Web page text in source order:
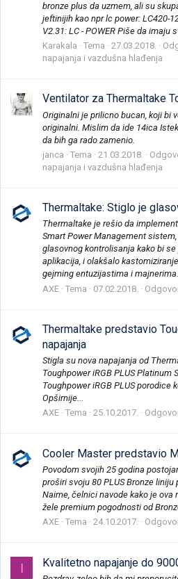
bronze plus da uzmem, ali su
jeftinijih kao npr lc power: LC420-
V2.31: LC - POWER Piše da imaju
Karakala
Tema 27.03.2018.
napajanja i vazdušna hlađenja
Ventilator za Thermaltake
Originalni je prilicno bucan, koji bi
originalni. Mislim da ide 14ica
da bih ga rado zamenio.
janca
Tema 21.03.2018.
napajanja i vazdušna hlađenja
Thermaltake: Stiglo je
Thermaltake je rešio da
Smart Power Management
glasovnog kontrolisanja kako bi
aplikacija, i olakšalo
gejming entuzijastima i majnerima.
AXE Tema 07.02.2018.
Thermaltake predstavio
napajanja
Stigla su nova napajanja od
Toughpower iRGB PLUS Platinum
Toughpower iRGB PLUS porodice
Opširnije...
AXE Tema 25.10.2017.
Cooler Master predstavio
Povodom svojih 25 godina
proširi svoju 80 PLUS Bronze liniju
Naime, čelnici navode kako je ova
žele premium pogodnosti od
AXE Tema 24.10.2017.
I Kvalitetno napajanje do